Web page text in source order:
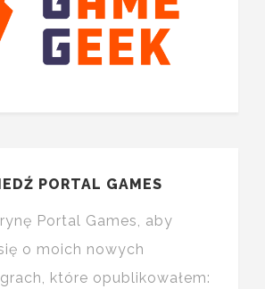
PORTAL GAMES
Portal Games, aby
o moich nowych
które opublikowałem: